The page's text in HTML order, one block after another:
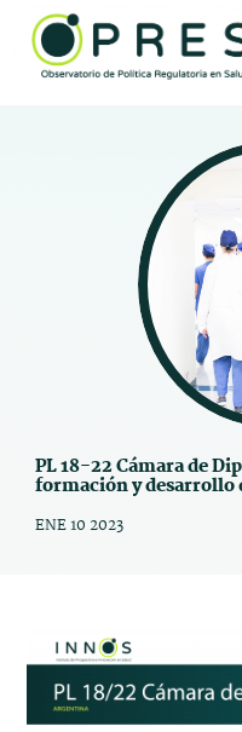
PL 18-22 Cámara de
formación y
ENE 10 2023